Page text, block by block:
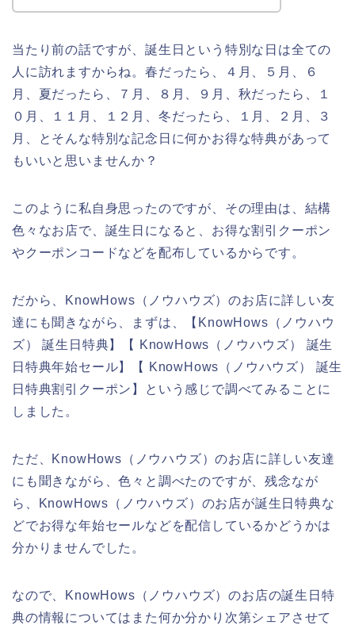
当たり前の話ですが、誕生日という特別な日は全ての
人に訪れますからね。春だったら、４月、５月、６
月、夏だったら、７月、８月、９月、秋だったら、１
０月、１１月、１２月、冬だったら、１月、２月、３
月、とそんな特別な記念日に何かお得な特典があって
もいいと思いませんか？
このように私自身思ったのですが、その理由は、結構
色々なお店で、誕生日になると、お得な割引クーポン
やクーポンコードなどを配布しているからです。
だから、KnowHows（ノウハウズ）のお店に詳しい友
達にも聞きながら、まずは、【KnowHows（ノウハウ
ズ） 誕生日特典】【 KnowHows（ノウハウズ） 誕生
日特典年始セール】【 KnowHows（ノウハウズ） 誕生
日特典割引クーポン】という感じで調べてみることに
しました。
ただ、KnowHows（ノウハウズ）のお店に詳しい友達
にも聞きながら、色々と調べたのですが、残念なが
ら、KnowHows（ノウハウズ）のお店が誕生日特典な
どでお得な年始セールなどを配信しているかどうかは
分かりませんでした。
なので、KnowHows（ノウハウズ）のお店の誕生日特
典の情報についてはまた何か分かり次第シェアさせて